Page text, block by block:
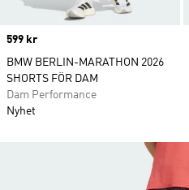
Price
599 kr
BMW BERLIN-MARATHON 2026
SHORTS FÖR DAM
Dam Performance
Nyhet